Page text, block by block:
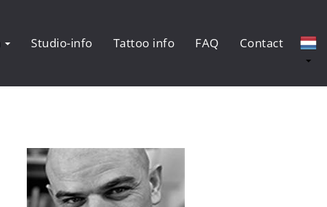
Studio-info Tattoo info FAQ Contact